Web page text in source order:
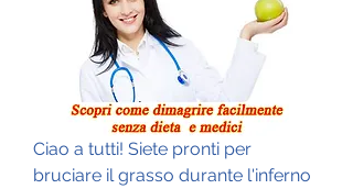
Ciao a tutti! Siete pronti per
bruciare il grasso durante l'inferno